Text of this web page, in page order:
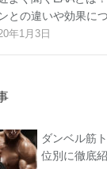
との違いや効果に
年1月3日
ダンベル筋
位別に徹底